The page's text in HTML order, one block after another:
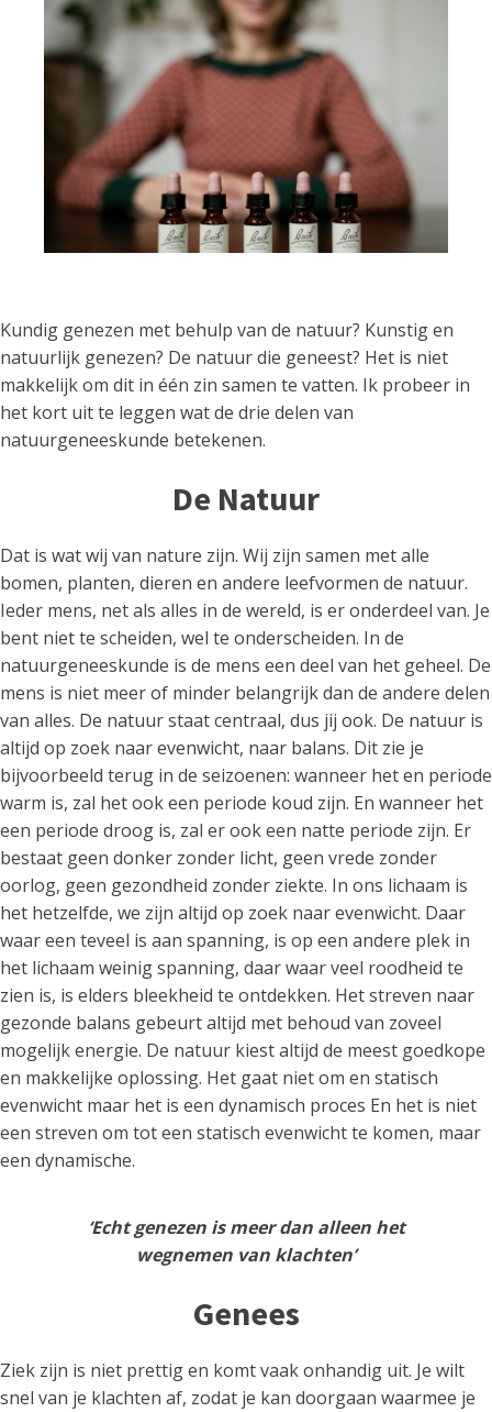
Kundig genezen met behulp van de natuur? Kunstig en
natuurlijk genezen? De natuur die geneest? Het is niet
makkelijk om dit in één zin samen te vatten. Ik probeer in
het kort uit te leggen wat de drie delen van
natuurgeneeskunde betekenen.
De Natuur
Dat is wat wij van nature zijn. Wij zijn samen met alle
bomen, planten, dieren en andere leefvormen de natuur.
Ieder mens, net als alles in de wereld, is er onderdeel van. Je
bent niet te scheiden, wel te onderscheiden. In de
natuurgeneeskunde is de mens een deel van het geheel. De
mens is niet meer of minder belangrijk dan de andere delen
van alles. De natuur staat centraal, dus jij ook. De natuur is
altijd op zoek naar evenwicht, naar balans. Dit zie je
bijvoorbeeld terug in de seizoenen: wanneer het en periode
warm is, zal het ook een periode koud zijn. En wanneer het
een periode droog is, zal er ook een natte periode zijn. Er
bestaat geen donker zonder licht, geen vrede zonder
oorlog, geen gezondheid zonder ziekte. In ons lichaam is
het hetzelfde, we zijn altijd op zoek naar evenwicht. Daar
waar een teveel is aan spanning, is op een andere plek in
het lichaam weinig spanning, daar waar veel roodheid te
zien is, is elders bleekheid te ontdekken. Het streven naar
gezonde balans gebeurt altijd met behoud van zoveel
mogelijk energie. De natuur kiest altijd de meest goedkope
en makkelijke oplossing. Het gaat niet om en statisch
evenwicht maar het is een dynamisch proces En het is niet
een streven om tot een statisch evenwicht te komen, maar
een dynamische.
‘Echt genezen is meer dan alleen het
wegnemen van klachten’
Genees
Ziek zijn is niet prettig en komt vaak onhandig uit. Je wilt
snel van je klachten af, zodat je kan doorgaan waarmee je